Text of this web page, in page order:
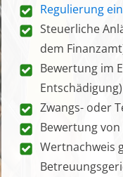
Regulierung
Steuerliche
dem
Bewertung im
Entschädigung)
Zwangs- oder
Bewertung
Wertnachweis